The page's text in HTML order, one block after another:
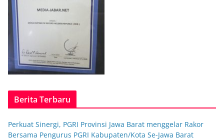
Berita Terbaru
Perkuat Sinergi, PGRI Provinsi Jawa Barat menggelar Rakor
Bersama Pengurus PGRI Kabupaten/Kota Se-Jawa Barat